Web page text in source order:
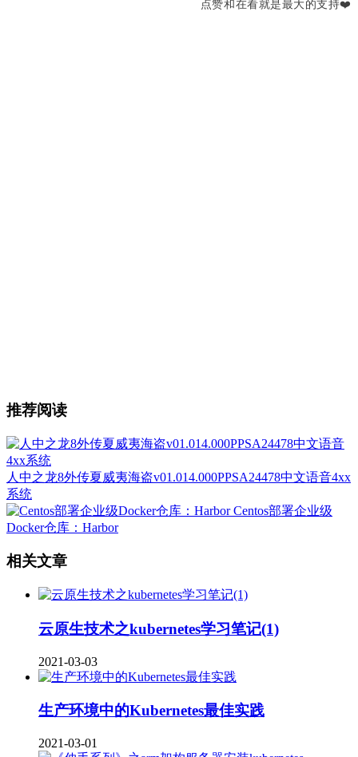
点赞和在看就是最大的支持❤️
推荐阅读
人中之龙8外传夏威夷海盗v01.014.000PPSA24478中文语音4xx
系统
Centos部署企业级
Docker仓库：Harbor
相关文章
云原生技术之kubernetes学习笔记(1)
2021-03-03
生产环境中的Kubernetes最佳实践
2021-03-01